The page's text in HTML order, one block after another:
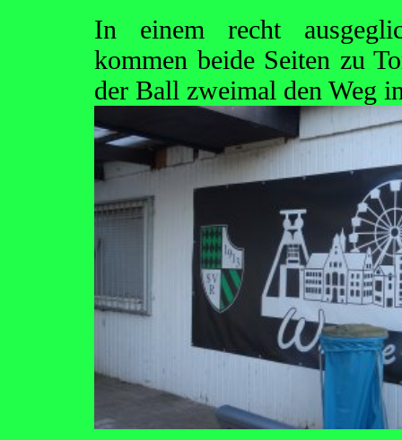
In einem recht
kommen beide Seiten zu
der Ball zweimal den Weg